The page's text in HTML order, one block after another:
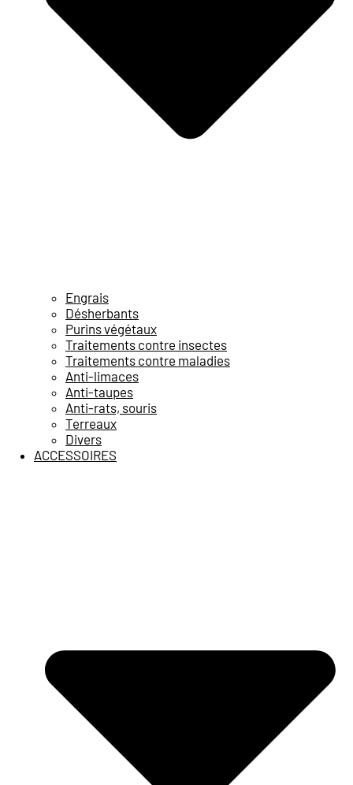
Engrais
Désherbants
Purins végétaux
Traitements contre insectes
Traitements contre maladies
Anti-limaces
Anti-taupes
Anti-rats, souris
Terreaux
Divers
ACCESSOIRES